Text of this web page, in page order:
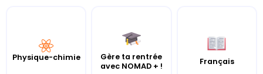
Physique-chimie
Gère ta rentrée
avec NOMAD + !
Français